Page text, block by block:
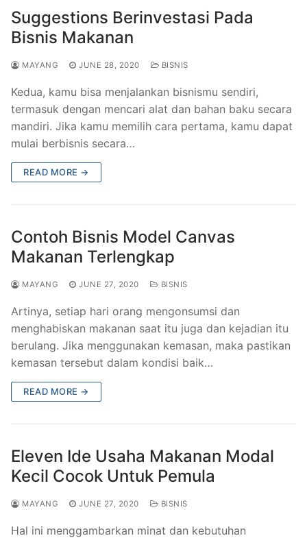
Suggestions Berinvestasi Pada
Bisnis Makanan
MAYANG JUNE 28, 2020 BISNIS
Kedua, kamu bisa menjalankan bisnismu sendiri,
termasuk dengan mencari alat dan bahan baku secara
mandiri. Jika kamu memilih cara pertama, kamu dapat
mulai berbisnis secara…
READ MORE →
Contoh Bisnis Model Canvas
Makanan Terlengkap
MAYANG JUNE 27, 2020 BISNIS
Artinya, setiap hari orang mengonsumsi dan
menghabiskan makanan saat itu juga dan kejadian itu
berulang. Jika menggunakan kemasan, maka pastikan
kemasan tersebut dalam kondisi baik…
READ MORE →
Eleven Ide Usaha Makanan Modal
Kecil Cocok Untuk Pemula
MAYANG JUNE 27, 2020 BISNIS
Hal ini menggambarkan minat dan kebutuhan